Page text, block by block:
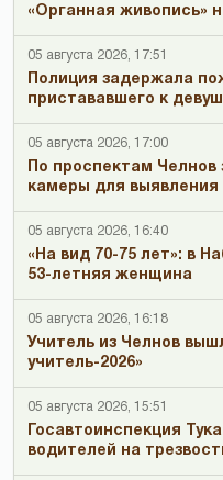
«Органная живопись»
05 августа 2026, 17:51
Полиция задержала
пристававшего к
05 августа 2026, 17:00
По проспектам
камеры для
05 августа 2026, 16:40
«На вид 70-75 лет»: в
53-летняя женщина
05 августа 2026, 16:18
Учитель из Челнов
учитель-2026»
05 августа 2026, 15:51
Госавтоинспекция
водителей на